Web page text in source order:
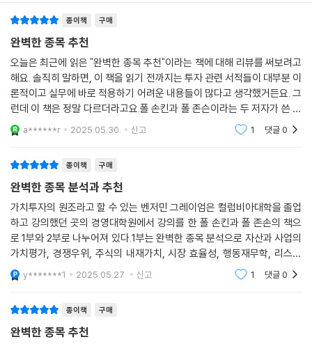
또한 훌륭한 리서치 결과를 만들어내려면 마이클 스타인하트가 설명한 ‘남
다른 생각’을 가지라고 저자들은 강조한다. 이를 바탕으로 주가와 내재가
치의 차이를 해소할 촉매를 찾아내는 방법, 불확실성과 리스크를 구분해서
투자에 따른 리스크 수준을 평가하는 방법 등을 체계적으로 정리했다.
30초 관심 끌기, 2분 설득, 질의응답
“시장 참여의 마지막 관문을 다룬 희귀하고 소중한 책”
세하게 설명한다. 종목 추천은 종목 선정, 메시지의 내용 구성, 메시지 전달
이라는 세 부분으로 구성된다. 유명한 영화 ‘월스트리트’에서 애널리스트
인 주인공이 성공한 펀드매니저 고든 게코를 만나 종목을 추천하는 장면을
들어 추천의 중요성을 생생하게 전달한다.
2부는 펀드매니저에게 피칭을 하는 애널리스트를 염두에 두고 쓰였지만
모든 투자자에게 필요한 내용이다. 성공적인 투자자가 되려면 다른 뛰어난
자신이 뛰어난 투자자라는 것을 증명해야 하기 때문이다. 이때 종목 발표
능력이 필수다.
종이책 구매
완벽한 종목 추천
오늘은 최근에 읽은 "완벽한 종목 추천"이라는 책에 대해 리뷰를 써보려고
해요. 솔직히 말하면, 이 책을 읽기 전까지는 투자 관련 서적들이 대부분 이
론적이고 실무에 바로 적용하기 어려운 내용들이 많다고 생각했거든요. 그
런데 이 책은 정말 다르더라고요.폴 손킨과 폴 존슨이라는 두 저자가 쓴 이
책은 제목부터가 임팩트가 있었어요. "완벽한 종목 추천"이라니, 과연 어떤
내용일까
a******r 2025.05.30. 신고 1 댓글0
종이책 구매
완벽한 종목 분석과 추천
가치투자의 원조라고 할 수 있는 벤저민 그레이엄은 컬럼비아대학을 졸업
하고 강의했던 곳의 경영대학원에서 강의를 한 폴 손킨과 폴 존손의 책으
로 1부와 2부로 나누어져 있다.1부는 완벽한 종목 분석으로 자산과 사업의
가치평가, 경쟁우위, 주식의 내재가치, 시장 효율성, 행동재무학, 리스크
평가 등을 하나하나 언급하며 아주 쉽게 자세히 설명했고,2부는 완벽한 종
목 추천으로 애널
y*******1 2025.05.27. 신고 1 댓글0
종이책 구매
완벽한 종목 추천